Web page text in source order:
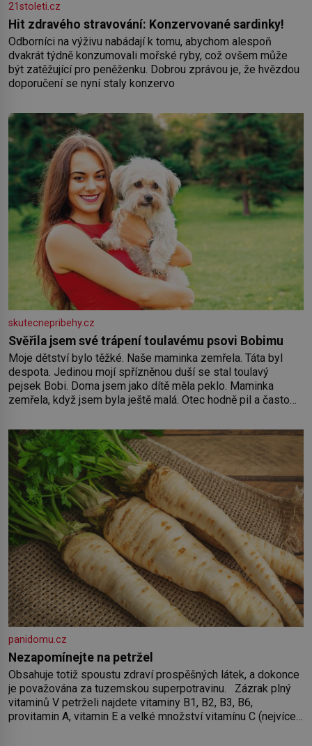
21stoleti.cz
Hit zdravého stravování: Konzervované sardinky!
Odborníci na výživu nabádají k tomu, abychom alespoň
dvakrát týdně konzumovali mořské ryby, což ovšem může
být zatěžující pro peněženku. Dobrou zprávou je, že hvězdou
doporučení se nyní staly konzervo
skutecnepribehy.cz
Svěřila jsem své trápení toulavému psovi Bobimu
Moje dětství bylo těžké. Naše maminka zemřela. Táta byl
despota. Jedinou mojí spřízněnou duší se stal toulavý
pejsek Bobi. Doma jsem jako dítě měla peklo. Maminka
zemřela, když jsem byla ještě malá. Otec hodně pil a často
do školy u nás na vesnici. Měli mě tam rádi, protože
panidomu.cz
Nezapomínejte na petržel
Obsahuje totiž spoustu zdraví prospěšných látek, a dokonce
je považována za tuzemskou superpotravinu. Zázrak plný
vitaminů V petrželi najdete vitaminy B1, B2, B3, B6,
provitamin A, vitamin E a velké množství vitamínu C (nejvíce